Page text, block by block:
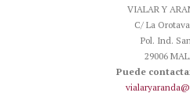
VIALAR Y
C/ La
Pol. Ind.
29006
Puede